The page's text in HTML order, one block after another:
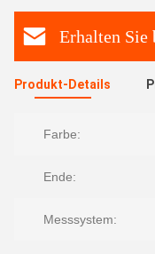
Erhalten Sie
Produkt-Details
Farbe:
Ende:
Messsystem: